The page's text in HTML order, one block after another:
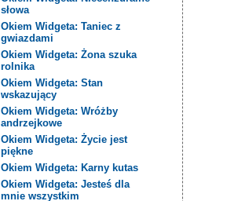
słowa
Okiem Widgeta: Taniec z
gwiazdami
Okiem Widgeta: Żona szuka
rolnika
Okiem Widgeta: Stan
wskazujący
Okiem Widgeta: Wróżby
andrzejkowe
Okiem Widgeta: Życie jest
piękne
Okiem Widgeta: Karny kutas
Okiem Widgeta: Jesteś dla
mnie wszystkim